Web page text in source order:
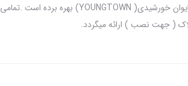
همینطور موتور اصلی آرام گرد تایوانی از ویژگی های برجسته این محصول است شوبرت در تمامی ساعت های پلاستیکی خود، از موتور آرام گرد تایوان خورشیدی( YOUNGTOWN) بهره برده است .تمامی